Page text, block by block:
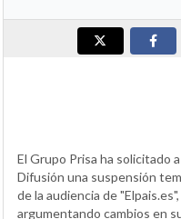
El Grupo Prisa ha solicitado
Difusión una suspensión
de la audiencia de
argumentando cambios en